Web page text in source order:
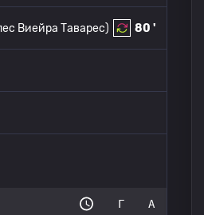
80 '
Виейра Таварес)
Г А